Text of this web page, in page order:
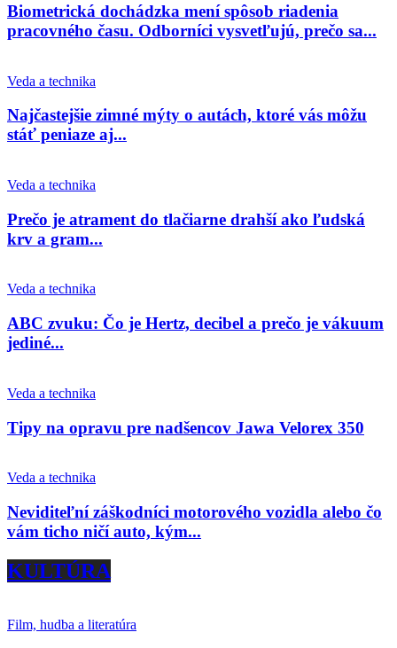
Biometrická dochádzka mení spôsob riadenia
pracovného času. Odborníci vysvetľujú, prečo sa...
Veda a technika
Najčastejšie zimné mýty o autách, ktoré vás môžu
stáť peniaze aj...
Veda a technika
Prečo je atrament do tlačiarne drahší ako ľudská
krv a gram...
Veda a technika
ABC zvuku: Čo je Hertz, decibel a prečo je vákuum
jediné...
Veda a technika
Tipy na opravu pre nadšencov Jawa Velorex 350
Veda a technika
Neviditeľní záškodníci motorového vozidla alebo čo
vám ticho ničí auto, kým...
KULTÚRA
Film, hudba a literatúra